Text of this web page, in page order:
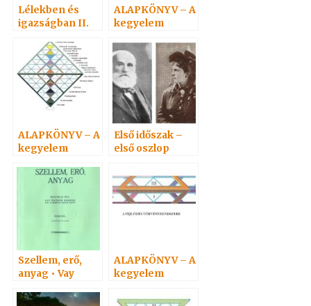
Lélekben és
igazságban II.
ALAPKÖNYV – A
kegyelem
ALAPKÖNYV – A
kegyelem
Első időszak –
első oszlop
Szellem, erő,
anyag • Vay
ALAPKÖNYV – A
kegyelem